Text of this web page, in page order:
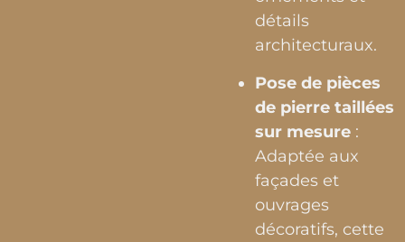
détails
architecturaux.
Pose de pièces
de pierre taillées
sur mesure:
Adaptée aux
façades et
ouvrages
décoratifs, cette